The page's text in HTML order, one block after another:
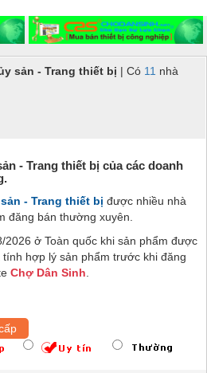
sản - Trang thiết bị | Có 11 nhà
- Trang thiết bị của các doanh
- Trang thiết bị được nhiều nhà
đăng bán thường xuyên.
2026 ở Toàn quốc khi sản phẩm được
hợp lý sản phẩm trước khi đăng
Chợ Dân Sinh.